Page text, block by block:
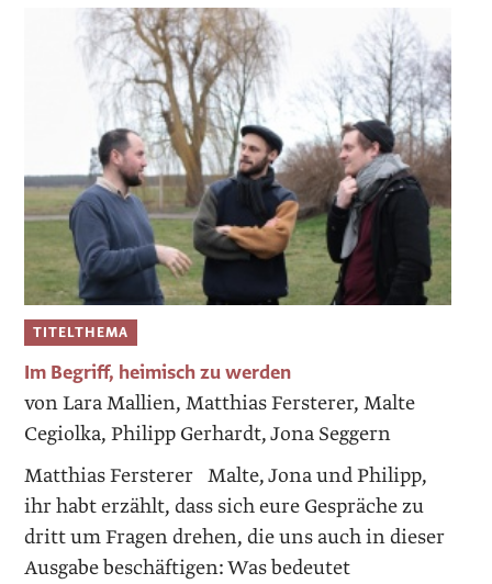
TITELTHEMA
Im Begriff, heimisch zu werden
von Lara Mallien, Matthias Fersterer, Malte
Cegiolka, Philipp Gerhardt, Jona Seggern
Matthias Fersterer Malte, Jona und Philipp,
ihr habt erzählt, dass sich eure Gespräche zu
dritt um Fragen drehen, die uns auch in dieser
Ausgabe beschäftigen: Was bedeutet